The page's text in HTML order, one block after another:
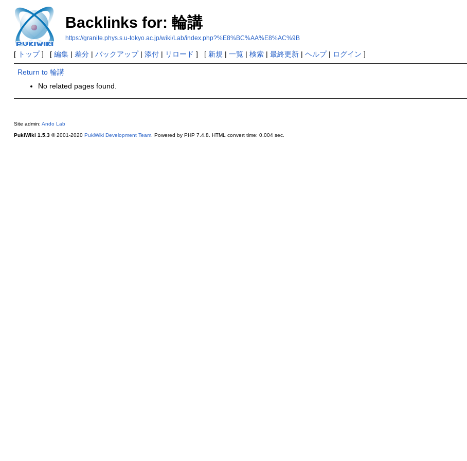
Backlinks for: 輪講
https://granite.phys.s.u-tokyo.ac.jp/wiki/Lab/index.php?%E8%BC%AA%E8%AC%9B
[ トップ] [ 編集| 差分| バックアップ| 添付| リロード ] [ 新規 | 一覧| 検索| 最終更新| ヘルプ| ログイン ]
Return to 輪講
No related pages found.
Site admin: Ando Lab
PukiWiki 1.5.3© 2001-2020 PukiWiki Development Team. Powered by PHP 7.4.8. HTML convert time: 0.004 sec.